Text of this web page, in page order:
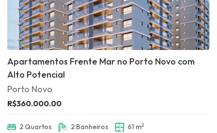
Apartamentos Frente Mar no Porto Novo com
Alto Potencial
Porto Novo
R$360.000.00
2 Quartos 2 Banheiros 61 m2